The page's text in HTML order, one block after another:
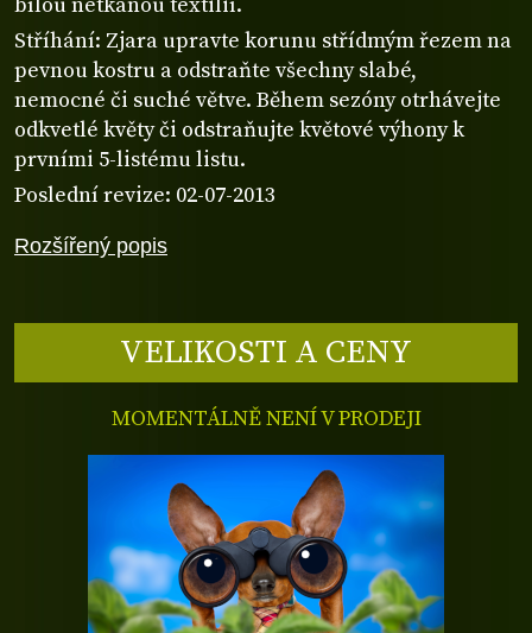
Rozšířený popis
bílou netkanou textilií.
Stříhání: Zjara upravte korunu střídmým řezem na
pevnou kostru a odstraňte všechny slabé,
nemocné či suché větve. Během sezóny otrhávejte
odkvetlé květy či odstraňujte květové výhony k
prvními 5-listému listu.
Poslední revize: 02-07-2013
VELIKOSTI A CENY
MOMENTÁLNĚ NENÍ V PRODEJI